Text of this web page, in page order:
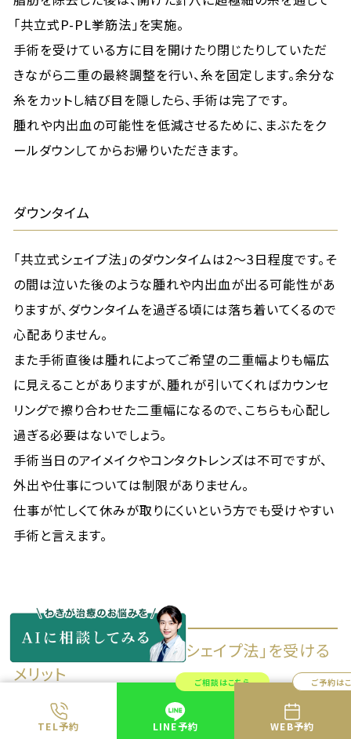
TEL予約
ご相談はこちら
LINE予約
ご予約は
WEB予約
「共立式P-PL挙筋法」を実施。
手術を受けている方に目を開けたり閉じたりしていただ
きながら二重の最終調整を行い、糸を固定します。余分な
糸をカットし結び目を隠したら、手術は完了です。
腫れや内出血の可能性を低減させるために、まぶたをク
ールダウンしてからお帰りいただきます。
ダウンタイム
「共立式シェイプ法」のダウンタイムは2～3日程度です。そ
の間は泣いた後のような腫れや内出血が出る可能性があ
りますが、ダウンタイムを過ぎる頃には落ち着いてくるので
心配ありません。
また手術直後は腫れによってご希望の二重幅よりも幅広
に見えることがありますが、腫れが引いてくればカウンセ
リングで擦り合わせた二重幅になるので、こちらも心配し
過ぎる必要はないでしょう。
手術当日のアイメイクやコンタクトレンズは不可ですが、
外出や仕事については制限がありません。
仕事が忙しくて休みが取りにくいという方でも受けやすい
手術と言えます。
共立美容外科で「共立式シェイプ法」を受ける
メリット
「共立式シェイプ法」の主なメリットは「解剖学を熟知した